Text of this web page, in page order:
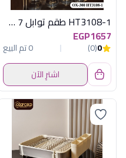
HT3108-1 طقم توابل 7 ق باستاند اكسفورد
EGP1657
0
(0)
0 تم البيع
اشترِ الآن